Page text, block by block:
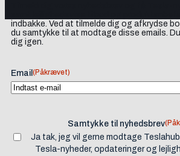
indbakke. Ved at tilmelde dig og afkrydse
du samtykke til at modtage disse emails.
dig igen.
Email (Påkrævet)
Samtykke til nyhedsbrev
Ja tak, jeg vil gerne modtage
Tesla-nyheder, opdateringer og